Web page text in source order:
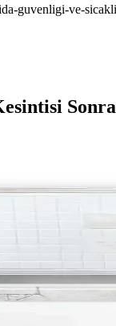
guvenligi-ve-